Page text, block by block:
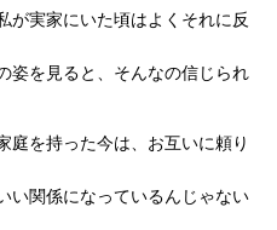
が実家にいた頃はよくそれに反
姿を見ると、そんなの信じられ
庭を持った今は、お互いに頼り
い関係になっているんじゃない